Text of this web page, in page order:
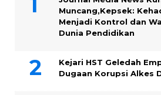
Muncang,Kepsek:
Menjadi Kontrol dan
Dunia Pendidikan
Kejari HST Geledah
Dugaan Korupsi Alkes